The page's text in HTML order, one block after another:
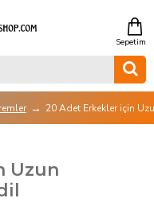
20 Adet Erkekler için
Uzun